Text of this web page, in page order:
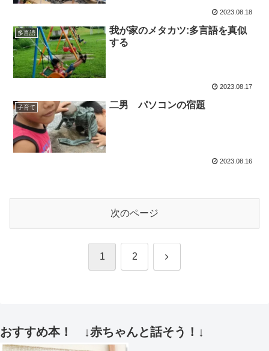
2023.08.18
多言語
我が家のメタカツ:多言語を真似
する
2023.08.17
子育て 二男 パソコンの宿題
2023.08.16
次のページ
1 2 次
おすすめ本！ ↓赤ちゃんと話そう！↓